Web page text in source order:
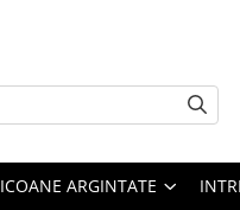
ICOANE ARGINTATE